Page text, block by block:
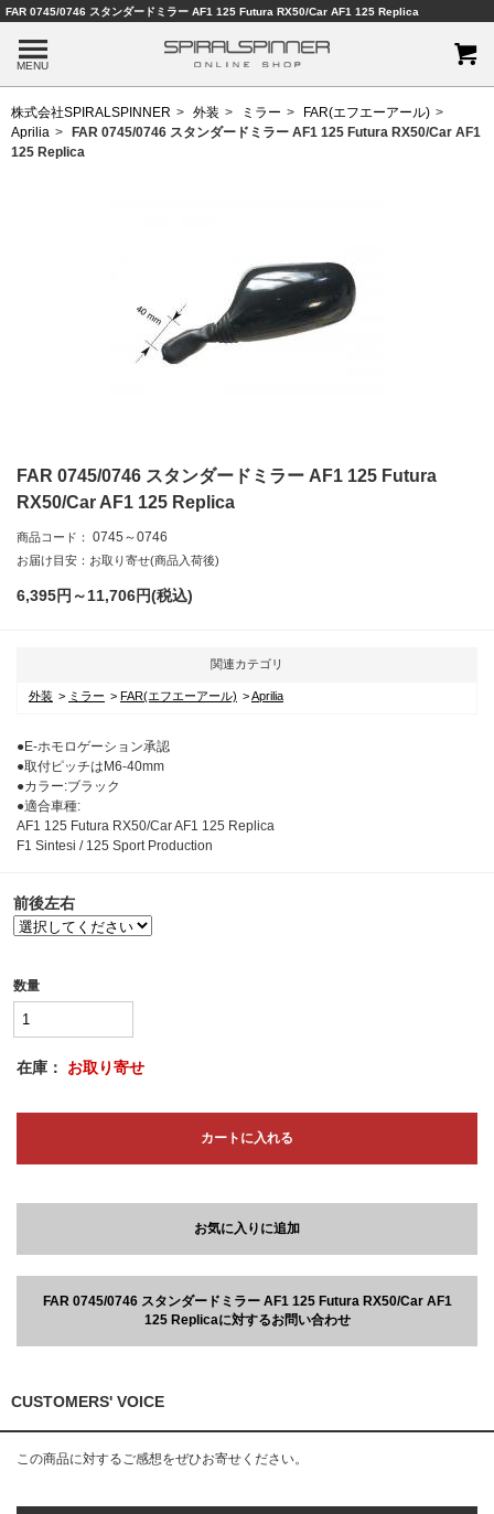
FAR 0745/0746 スタンダードミラー AF1 125 Futura RX50/Car AF1 125 Replica
MENU
株式会社SPIRALSPINNER 外装 ミラー
FAR(エフエーアール)
Aprilia
FAR 0745/0746 スタンダードミラー AF1 125 Futura RX50/Car AF1
125 Replica
FAR 0745/0746 スタンダードミラー AF1 125 Futura
RX50/Car AF1 125 Replica
商品コード： 0745～0746
お届け目安：お取り寄せ(商品入荷後)
6,395円～11,706円(税込)
関連カテゴリ
外装 ミラー FAR(エフエーアール) Aprilia
●E-ホモロゲーション承認
●取付ピッチはM6-40mm
●カラー:ブラック
●適合車種:
AF1 125 Futura RX50/Car AF1 125 Replica
F1 Sintesi / 125 Sport Production
前後左右
数量
在庫： お取り寄せ
カートに入れる
お気に入りに追加
FAR 0745/0746 スタンダードミラー AF1 125 Futura RX50/Car AF1
125 Replicaに対するお問い合わせ
CUSTOMERS' VOICE
この商品に対するご感想をぜひお寄せください。